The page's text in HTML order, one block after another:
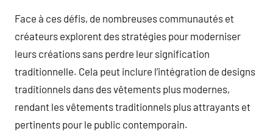
Face à ces défis, de nombreuses communautés et
créateurs explorent des stratégies pour moderniser
leurs créations sans perdre leur signification
traditionnelle. Cela peut inclure l’intégration de designs
traditionnels dans des vêtements plus modernes,
rendant les vêtements traditionnels plus attrayants et
pertinents pour le public contemporain.